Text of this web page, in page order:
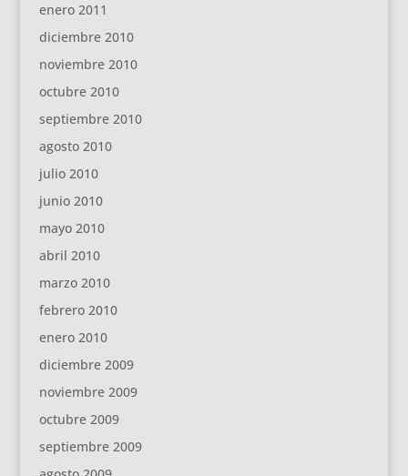
enero 2011
diciembre 2010
noviembre 2010
octubre 2010
septiembre 2010
agosto 2010
julio 2010
junio 2010
mayo 2010
abril 2010
marzo 2010
febrero 2010
enero 2010
diciembre 2009
noviembre 2009
octubre 2009
septiembre 2009